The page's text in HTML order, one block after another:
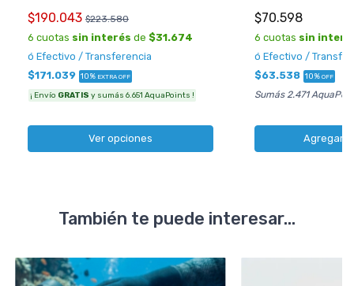
$190.043 $223.580
6 cuotas sin interés de $31.674
ó Efectivo / Transferencia
$171.039 10% EXTRA OFF
¡ Envío GRATIS y sumás 6.651 AquaPoints !
Ver opciones
$70.598
6 cuotas sin
ó Efectivo /
$63.538 10% OFF
Sumás 2.471
Agregar
También te puede interesar...